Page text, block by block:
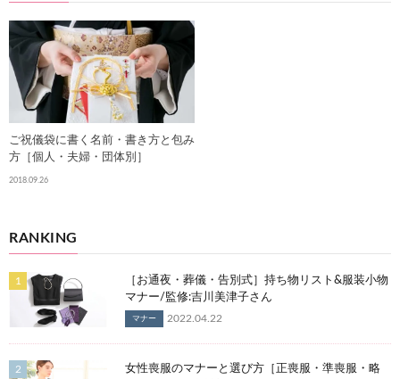
ご祝儀袋に書く名前・書き方と包み
方［個人・夫婦・団体別］
2018.09.26
RANKING
［お通夜・葬儀・告別式］持ち物リスト&服装小物
マナー/監修:吉川美津子さん
マナー 2022.04.22
女性喪服のマナーと選び方［正喪服・準喪服・略